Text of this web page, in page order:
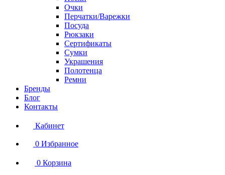
Очки
Перчатки/Варежки
Посуда
Рюкзаки
Сертификаты
Сумки
Украшения
Полотенца
Ремни
Бренды
Блог
Контакты
Кабинет
0 Избранное
0 Корзина